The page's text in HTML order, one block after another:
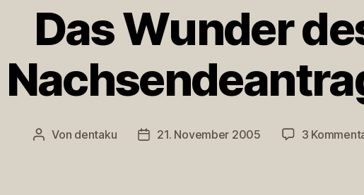
Das Wunder
Beitragsautor
Von dentaku Veröffentlichungsdatum
21. November 2005 3